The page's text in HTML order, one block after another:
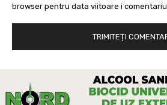
browser pentru data viitoare i comentariu.